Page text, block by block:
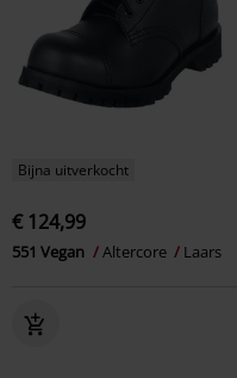
Bijna uitverkocht
€ 124,99
551 Vegan Altercore Laars